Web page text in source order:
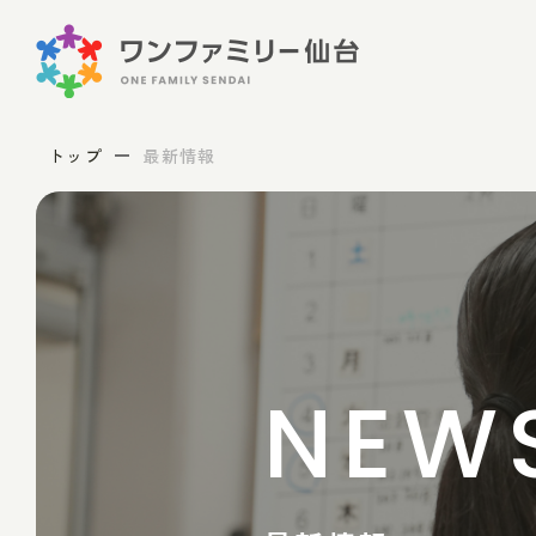
トップ 最新情報